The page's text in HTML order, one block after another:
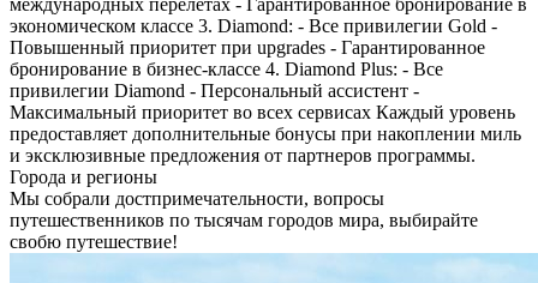
международных перелетах - Гарантированное бронирование в
экономическом классе 3. Diamond: - Все привилегии Gold -
Повышенный приоритет при upgrades - Гарантированное
бронирование в бизнес-классе 4. Diamond Plus: - Все
привилегии Diamond - Персональный ассистент -
Максимальный приоритет во всех сервисах Каждый уровень
предоставляет дополнительные бонусы при накоплении миль
и эксклюзивные предложения от партнеров программы.
Города и регионы
Мы собрали достпримечательности, вопросы
путешественников по тысячам городов мира, выбирайте
свобю путешествие!